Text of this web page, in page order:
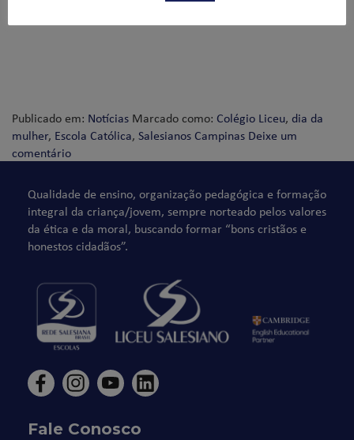
Publicado em: Notícias Marcado como: Colégio Liceu, dia da
mulher, Escola Católica, Salesianos Campinas Deixe um
comentário
Qualidade de ensino, organização pedagógica e formação
integral da criança/jovem, sempre norteado pelos valores
da ética e da moral, buscando formar “bons cristãos e
honestos cidadãos”.
Fale Conosco